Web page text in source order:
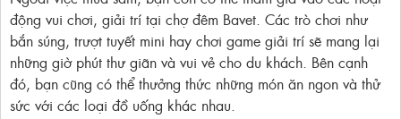
động vui chơi, giải trí tại chợ đêm Bavet. Các trò chơi như
bắn súng, trượt tuyết mini hay chơi game giải trí sẽ mang lại
những giờ phút thư giãn và vui vẻ cho du khách. Bên cạnh
đó, bạn cũng có thể thưởng thức những món ăn ngon và thử
sức với các loại đồ uống khác nhau.